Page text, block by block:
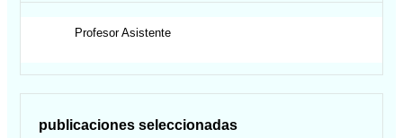
Profesor Asistente
publicaciones seleccionadas